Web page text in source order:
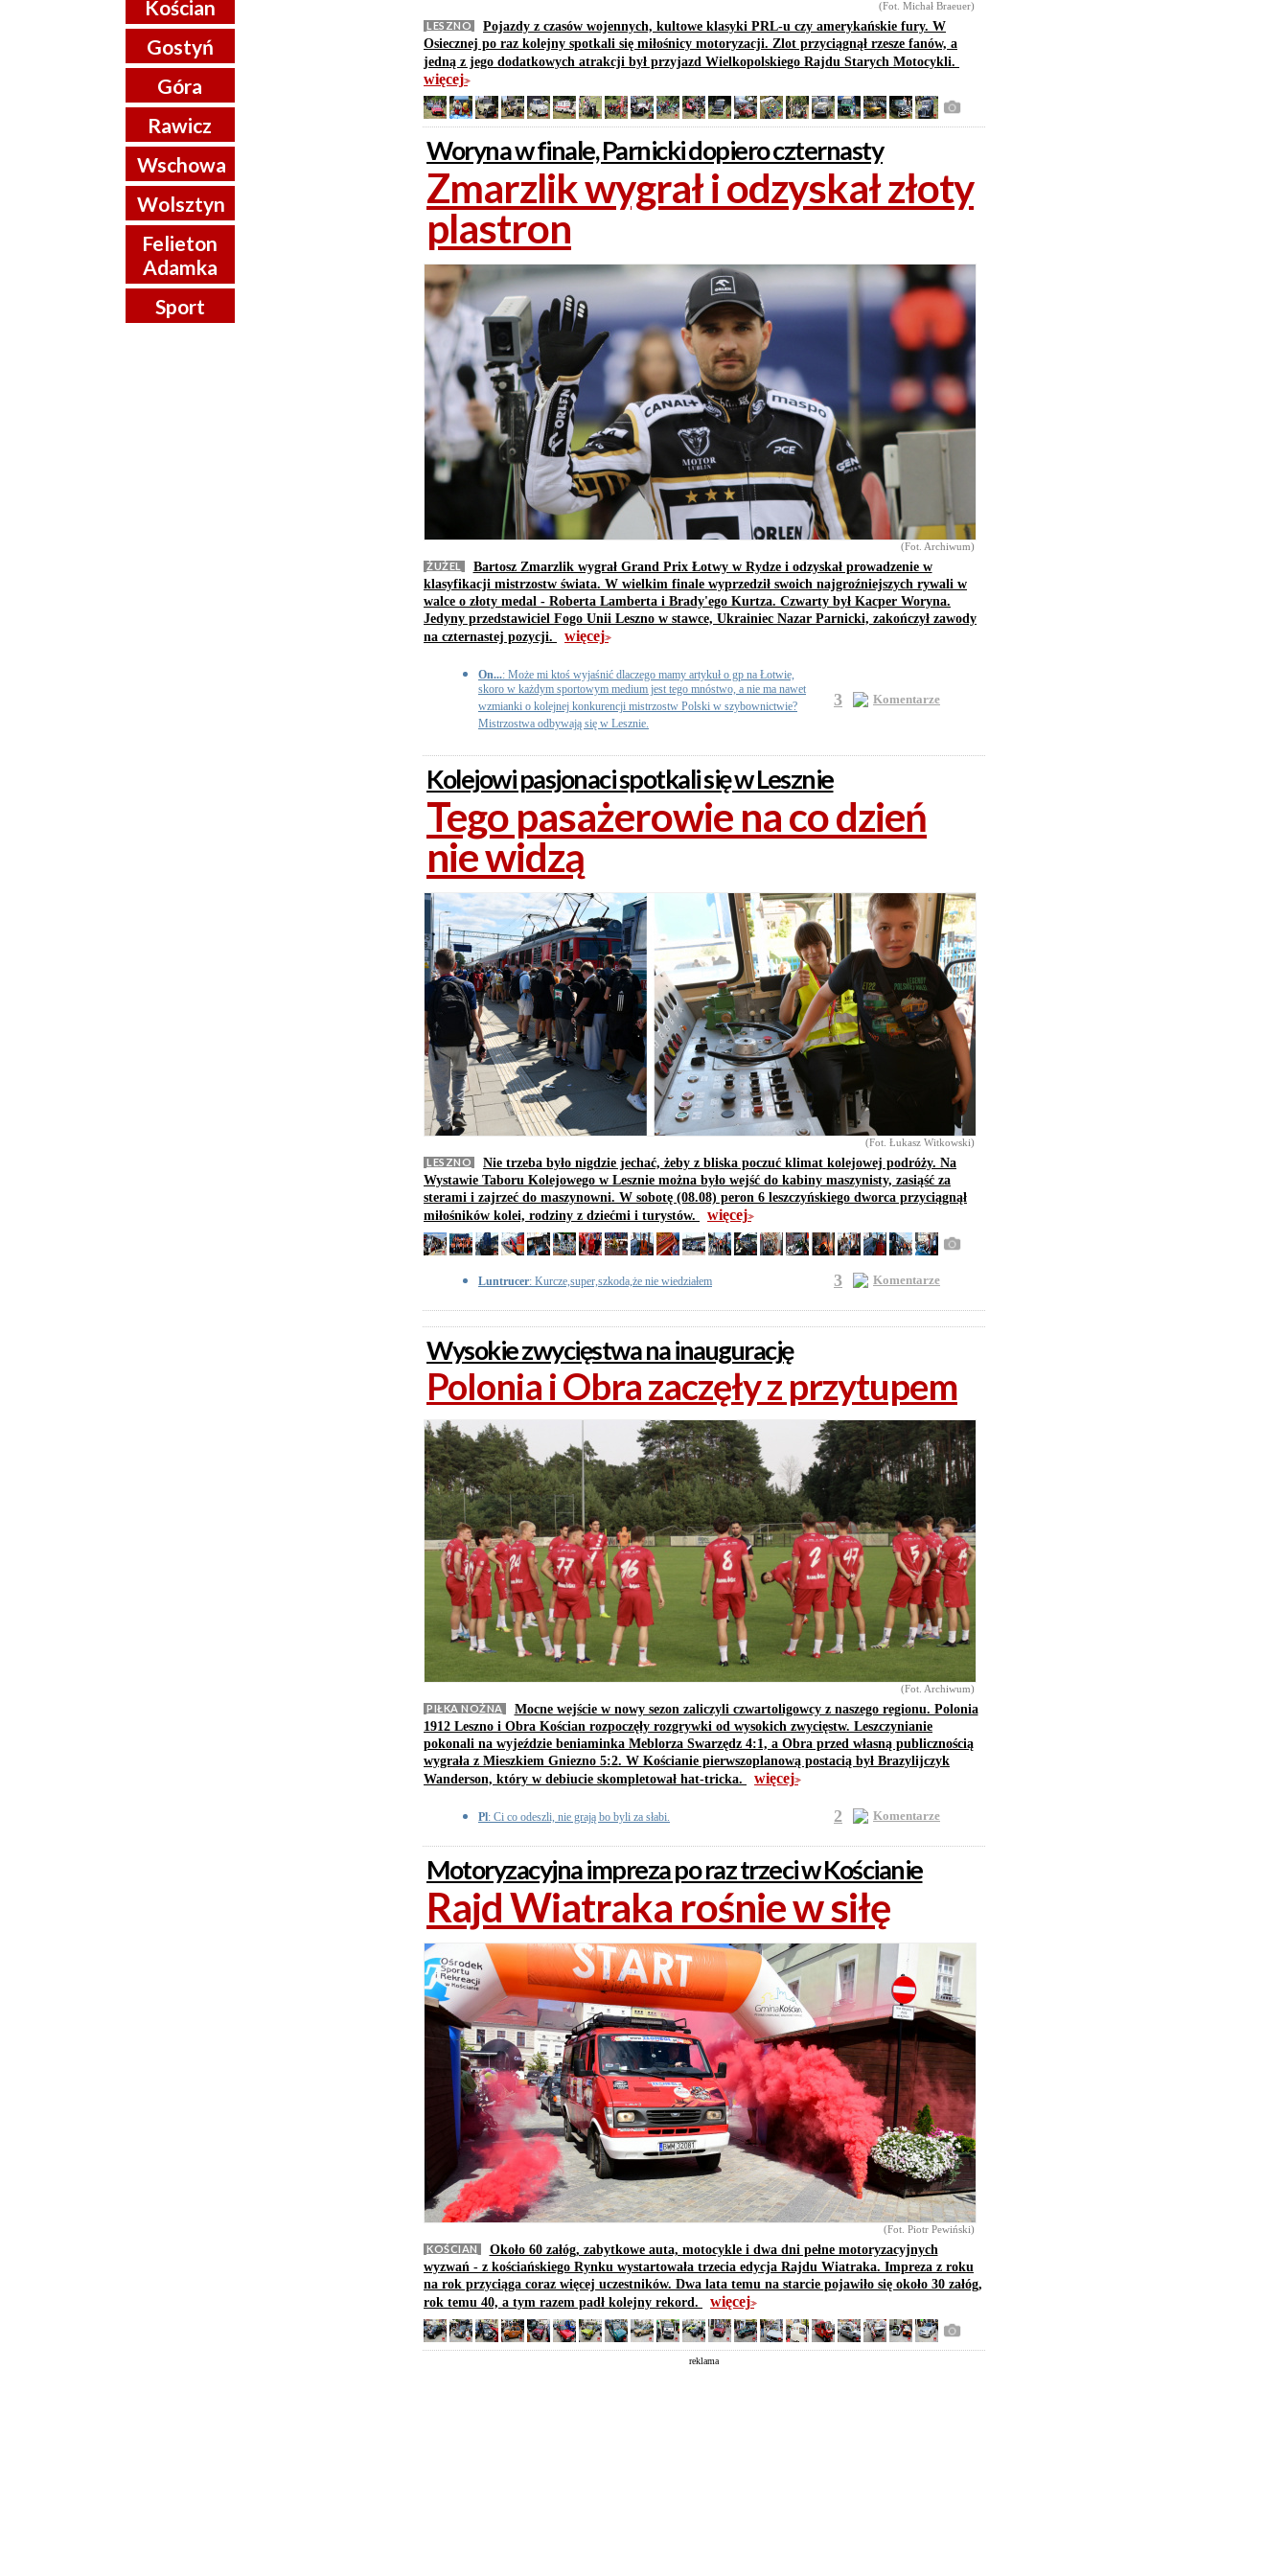
Kościan
Gostyń
Góra
Rawicz
Wschowa
Wolsztyn
Felieton
Adamka
Sport
(Fot. Michał Braeuer)
LESZNO
Pojazdy z czasów wojennych, kultowe klasyki PRL-u czy amerykańskie fury. W
Osiecznej po raz kolejny spotkali się miłośnicy motoryzacji. Zlot przyciągnął rzesze fanów, a
jedną z jego dodatkowych atrakcji był przyjazd Wielkopolskiego Rajdu Starych Motocykli.
więcej>>
Woryna w finale, Parnicki dopiero czternasty
Zmarzlik wygrał i odzyskał złoty
plastron
(Fot. Archiwum)
ŻUŻEL
Bartosz Zmarzlik wygrał Grand Prix Łotwy w Rydze i odzyskał prowadzenie w
klasyfikacji mistrzostw świata. W wielkim finale wyprzedził swoich najgroźniejszych rywali w
walce o złoty medal - Roberta Lamberta i Brady'ego Kurtza. Czwarty był Kacper Woryna.
Jedyny przedstawiciel Fogo Unii Leszno w stawce, Ukrainiec Nazar Parnicki, zakończył zawody
na czternastej pozycji.
więcej>>
On...: Może mi ktoś wyjaśnić dlaczego mamy artykuł o gp na Łotwie,
skoro w każdym sportowym medium jest tego mnóstwo, a nie ma nawet
wzmianki o kolejnej konkurencji mistrzostw Polski w szybownictwie?
Mistrzostwa odbywają się w Lesznie.
3 Komentarze
Kolejowi pasjonaci spotkali się w Lesznie
Tego pasażerowie na co dzień
nie widzą
(Fot. Łukasz Witkowski)
LESZNO
Nie trzeba było nigdzie jechać, żeby z bliska poczuć klimat kolejowej podróży. Na
Wystawie Taboru Kolejowego w Lesznie można było wejść do kabiny maszynisty, zasiąść za
sterami i zajrzeć do maszynowni. W sobotę (08.08) peron 6 leszczyńskiego dworca przyciągnął
miłośników kolei, rodziny z dziećmi i turystów.
więcej>>
Luntrucer: Kurcze,super,szkoda,że nie wiedziałem 3 Komentarze
Wysokie zwycięstwa na inaugurację
Polonia i Obra zaczęły z przytupem
(Fot. Archiwum)
PIŁKA NOŻNA
Mocne wejście w nowy sezon zaliczyli czwartoligowcy z naszego regionu. Polonia
1912 Leszno i Obra Kościan rozpoczęły rozgrywki od wysokich zwycięstw. Leszczynianie
pokonali na wyjeździe beniaminka Meblorza Swarzędz 4:1, a Obra przed własną publicznością
wygrała z Mieszkiem Gniezno 5:2. W Kościanie pierwszoplanową postacią był Brazylijczyk
Wanderson, który w debiucie skompletował hat-tricka.
więcej>>
Pl: Ci co odeszli, nie grają bo byli za słabi. 2 Komentarze
Motoryzacyjna impreza po raz trzeci w Kościanie
Rajd Wiatraka rośnie w siłę
(Fot. Piotr Pewiński)
KOŚCIAN
Około 60 załóg, zabytkowe auta, motocykle i dwa dni pełne motoryzacyjnych
wyzwań - z kościańskiego Rynku wystartowała trzecia edycja Rajdu Wiatraka. Impreza z roku
na rok przyciąga coraz więcej uczestników. Dwa lata temu na starcie pojawiło się około 30 załóg,
rok temu 40, a tym razem padł kolejny rekord.
więcej>>
reklama